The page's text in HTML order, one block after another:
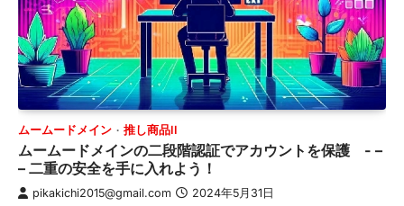
ムームードメイン 推し商品II
ムームードメインの二段階認証でアカウントを保護 - –
– 二重の安全を手に入れよう！
pikakichi2015@gmail.com 2024年5月31日